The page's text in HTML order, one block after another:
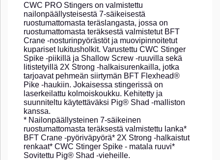
CWC PRO Stingers on valmistettu
nailonpäällysteisestä 7-säikeisestä
ruostumattomasta teräslangasta, jossa on
ruostumattomasta teräksestä valmistetut BFT
Crane -nosturinpyörästöt ja muovipinnoitetut
kupariset lukitusholkit. Varustettu CWC Stinger
Spike -piikillä ja Shallow Screw -ruuvilla sekä
litistetyillä 2X Strong -halkaisurenkailla, jotka
tarjoavat pehmeän siirtymän BFT Flexhead®
Pike -haukiin. Jokaisessa stingerissä on
laserkeilattu kolmoiskoukku. Kehitetty ja
suunniteltu käytettäväksi Pig® Shad -malliston
kanssa.
* Nailonpäällysteinen 7-säikeinen
ruostumattomasta teräksestä valmistettu lanka*
BFT Crane -pyöriväpyörä* 2X Strong -halkaistut
renkaat* CWC Stinger Spike - matala ruuvi*
Sovitettu Pig® Shad -vieheille.